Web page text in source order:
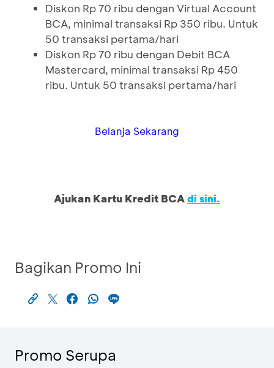
Diskon Rp 70 ribu dengan Virtual Account
BCA, minimal transaksi Rp 350 ribu. Untuk
50 transaksi pertama/hari
Diskon Rp 70 ribu dengan Debit BCA
Mastercard, minimal transaksi Rp 450
ribu. Untuk 50 transaksi pertama/hari
Belanja Sekarang
Ajukan Kartu Kredit BCAdi sini.
Bagikan Promo Ini
Promo Serupa